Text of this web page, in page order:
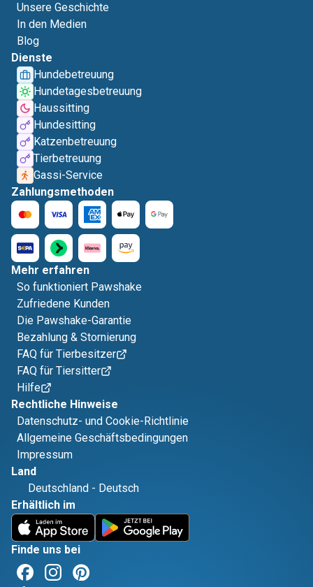
Unsere Geschichte
In den Medien
Blog
Dienste
Hundebetreuung
Hundetagesbetreuung
Haussitting
Hundesitting
Katzenbetreuung
Tierbetreuung
Gassi-Service
Zahlungsmethoden
Mehr erfahren
So funktioniert Pawshake
Zufriedene Kunden
Die Pawshake-Garantie
Bezahlung & Stornierung
FAQ für Tierbesitzer
FAQ für Tiersitter
Hilfe
Rechtliche Hinweise
Datenschutz- und Cookie-Richtlinie
Allgemeine Geschäftsbedingungen
Impressum
Land
Deutschland - Deutsch
Erhältlich im
Finde uns bei